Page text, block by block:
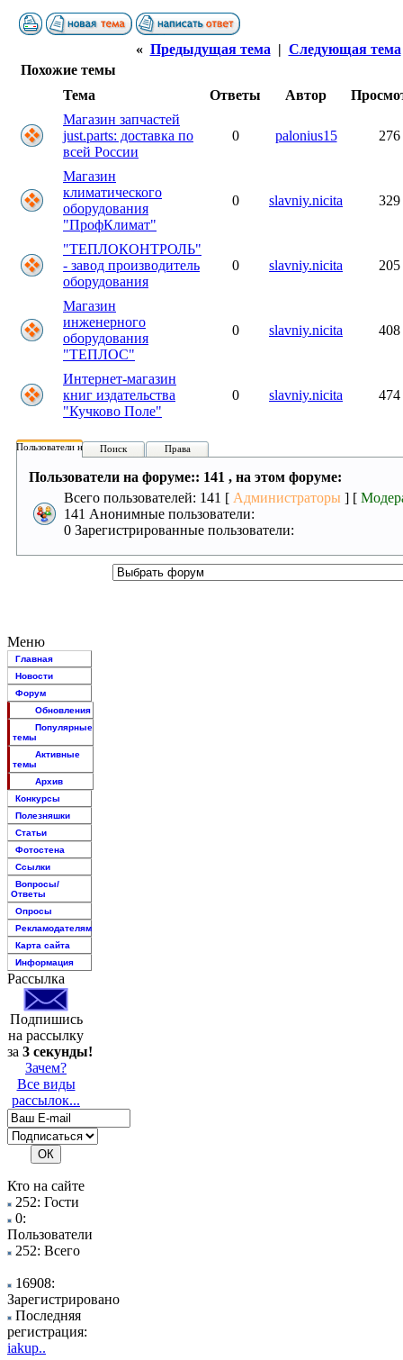
« Предыдущая тема | Следующая тема
Похожие темы
Тема
Ответы Автор
Магазин запчастей
just.parts: доставка по
всей России
0 palonius15 276
Магазин
климатического
оборудования
"ПрофКлимат"
0 slavniy.nicita 329
"ТЕПЛОКОНТРОЛЬ"
- завод производитель
оборудования
0 slavniy.nicita 205
Магазин
инженерного
оборудования
"ТЕПЛОС"
0 slavniy.nicita 408
Интернет-магазин
книг издательства
"Кучково Поле"
0 slavniy.nicita 474
Пользователи на форуме:
Поиск Права
Пользователи на форуме:: 141 , на этом форуме:
Всего пользователей: 141 [ Администраторы ] [
141 Анонимные пользователи:
0 Зарегистрированные пользователи:
Меню
Главная
Новости
Форум
Обновления
Популярные
темы
Активные
темы
Архив
Конкурсы
Полезняшки
Статьи
Фотостена
Ссылки
Вопросы/
Ответы
Опросы
Рекламодателям
Карта сайта
Информация
Рассылка
Подпишись
на рассылку
за 3 секунды!
Зачем?
Все виды
рассылок...
Кто на сайте
252: Гости
0:
Пользователи
252: Всего
16908:
Зарегистрировано
Последняя
регистрация:
iakup..